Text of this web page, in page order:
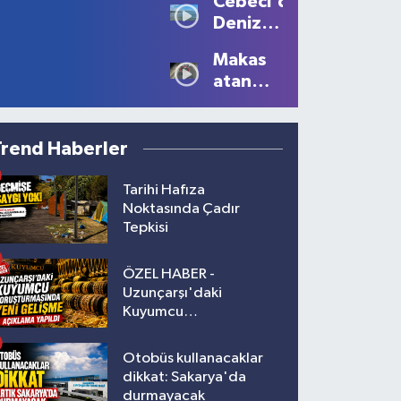
Yaralı!
Büyüledi:
Kartpostallık
Manzaralar
Oluştu
Deniz
Tüm
Güzelliğiyle
Devam
Makas
atan
10 bin
lira ceza
Haberler
Tarihi Hafıza
Noktasında Çadır
Tepkisi
ÖZEL HABER -
Uzunçarşı'daki
Kuyumcu
Gelişme!
Otobüs kullanacaklar
dikkat: Sakarya'da
durmayacak